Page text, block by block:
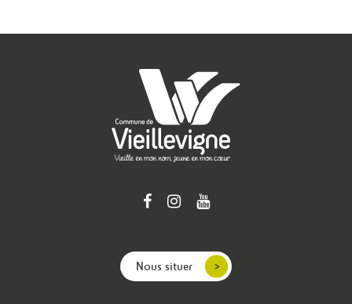
Nous situer